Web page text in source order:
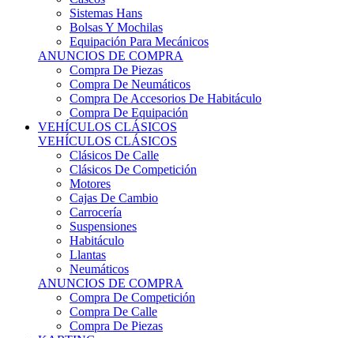
Sistemas Hans
Bolsas Y Mochilas
Equipación Para Mecánicos
ANUNCIOS DE COMPRA
Compra De Piezas
Compra De Neumáticos
Compra De Accesorios De Habitáculo
Compra De Equipación
VEHÍCULOS CLÁSICOS
VEHÍCULOS CLÁSICOS
Clásicos De Calle
Clásicos De Competición
Motores
Cajas De Cambio
Carrocería
Suspensiones
Habitáculo
Llantas
Neumáticos
ANUNCIOS DE COMPRA
Compra De Competición
Compra De Calle
Compra De Piezas